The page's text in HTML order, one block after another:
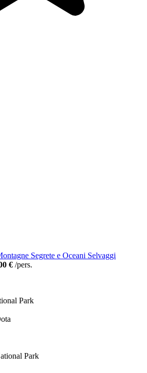
Segrete e Oceani Selvaggi
€ /pers.
Park
Park